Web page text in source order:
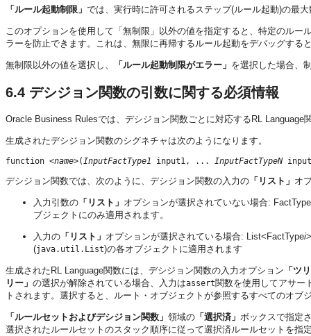
「ルール起動制限」 では、実行時に許可されるステップ(ルール起動)の最
このオプションを使用して「無制限」以外の値を指定すると、特定のルー
ラーを防止できます。これは、無限に再帰するルール起動をデバッグする
無制限以外の値を選択し、 「ルール起動制限がエラー」 を選択した場合、
6.4 デシジョン関数の引数に関する必須情報
Oracle Business Rulesでは、デシジョン関数ごとに対応するRL Language
生成されたデシジョン関数のシグネチャは次のようになります。
function <name>(InputFactType1 input1, ... InputFactTypeN input
デシジョン関数では、次のように、デシジョン関数の入力の 「リスト」 オ
入力引数の 「リスト」 オプションが選択されていない場合: FactType
ブジェクトにのみ適用されます。
入力の 「リスト」 オプションが選択されている場合: List<FactTypei
(java.util.List)の各オブジェクトに適用されます
生成されたRL Language関数には、デシジョン関数の入力オプション 「ツ
リー」 の選択が解除されている場合、入力はassert関数を使用してアサー
トされます。選択すると、ルート・オブジェクトが参照するすべてのオブ
「ルールセットおよびデシジョン関数」 領域の 「選択済」 ボックスで指定
選択されたルールセットのスタック順序に従って選択済ルールセットを指